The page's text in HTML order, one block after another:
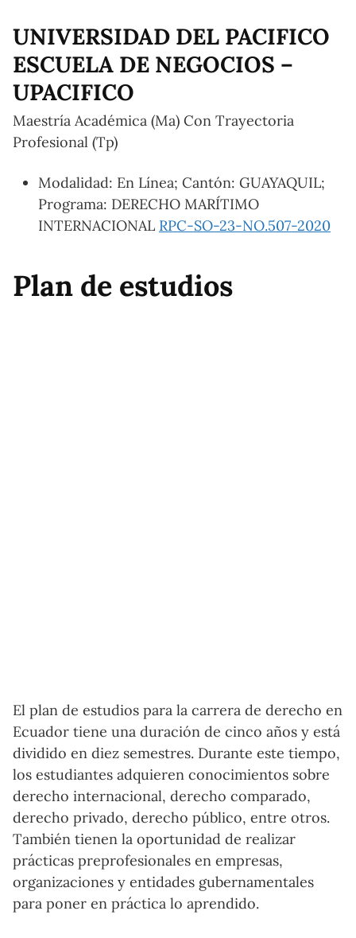
UNIVERSIDAD DEL PACIFICO
ESCUELA DE NEGOCIOS –
UPACIFICO
Maestría Académica (Ma) Con Trayectoria
Profesional (Tp)
Modalidad: En Línea; Cantón: GUAYAQUIL;
Programa: DERECHO MARÍTIMO
INTERNACIONAL RPC-SO-23-NO.507-2020
Plan de estudios
El plan de estudios para la carrera de derecho en
Ecuador tiene una duración de cinco años y está
dividido en diez semestres. Durante este tiempo,
los estudiantes adquieren conocimientos sobre
derecho internacional, derecho comparado,
derecho privado, derecho público, entre otros.
También tienen la oportunidad de realizar
prácticas preprofesionales en empresas,
organizaciones y entidades gubernamentales
para poner en práctica lo aprendido.